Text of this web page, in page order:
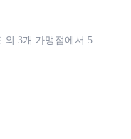
외 3개 가맹점에서 5